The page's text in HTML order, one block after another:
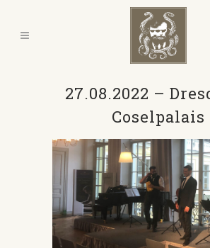
27.08.2022 –
Coselpalais